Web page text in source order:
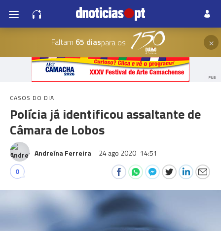
Faltam 65 diaspara os ×
PUB
CASOS DO DIA
Polícia já identificou assaltante de
Câmara de Lobos
Andreína Ferreira 24 ago 2020 14:51
0